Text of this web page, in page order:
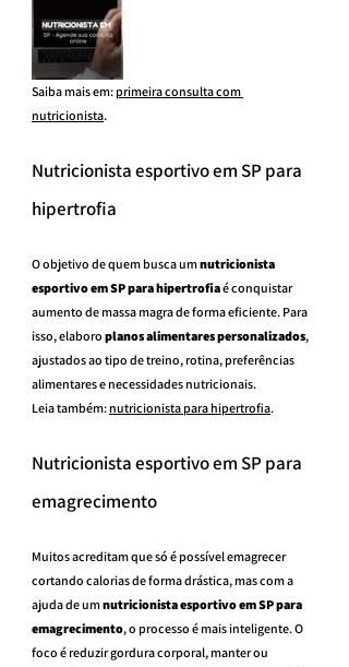
Saiba mais em: primeira consulta com
nutricionista.
Nutricionista esportivo em SP para
hipertrofia
O objetivo de quem busca um nutricionista
esportivo em SP para hipertrofia é conquistar
aumento de massa magra de forma eficiente. Para
isso, elaboro planos alimentares personalizados,
ajustados ao tipo de treino, rotina, preferências
alimentares e necessidades nutricionais.
Leia também: nutricionista para hipertrofia.
Nutricionista esportivo em SP para
emagrecimento
Muitos acreditam que só é possível emagrecer
cortando calorias de forma drástica, mas com a
ajuda de um nutricionista esportivo em SP para
emagrecimento, o processo é mais inteligente. O
foco é reduzir gordura corporal, manter ou